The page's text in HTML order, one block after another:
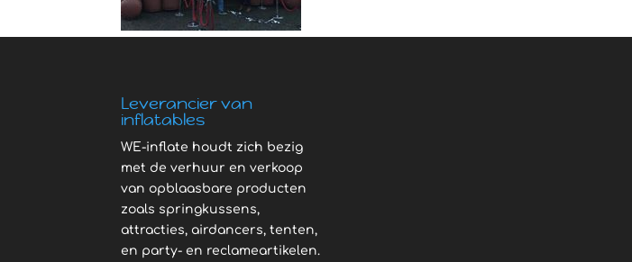
Leverancier van
inflatables
WE-inflate houdt zich bezig
met de verhuur en verkoop
van opblaasbare producten
zoals springkussens,
attracties, airdancers, tenten,
en party- en reclameartikelen.